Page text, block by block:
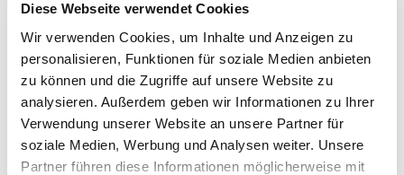
Diese Webseite verwendet Cookies
Wir verwenden Cookies, um Inhalte und Anzeigen zu
personalisieren, Funktionen für soziale Medien anbieten
zu können und die Zugriffe auf unsere Website zu
analysieren. Außerdem geben wir Informationen zu Ihrer
Verwendung unserer Website an unsere Partner für
soziale Medien, Werbung und Analysen weiter. Unsere
Partner führen diese Informationen möglicherweise mit
Free Shipping to Austria
Free standard shipping within Austriaon oders over
50 EUR.